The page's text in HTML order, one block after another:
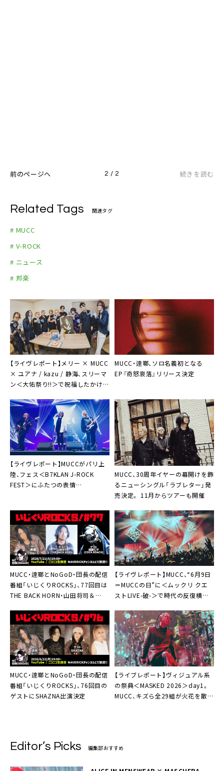
前のページへ 2 / 2 続きを読む
Related Tags 関連タグ
# MUCC
# V-ROCK
# ニュース
# 邦楽
【ライヴレポート】メリー × MUCC
× ユアナ / kazu / 静海、スリーマ
ン＜大佑祭り!!＞で祝福したかけが
MUCC・逹瑯、ソロ名義初となる
EP『奇怒哀落』リリース決定
【ライヴレポート】MUCCがパリ上
陸、フェス＜B7KLAN J-ROCK
FEST＞にふたつの表情
MUCC、30周年イヤーの幕開けを飾
るニューシングル「ラブレター」発
売決定。 11月からツアーも開催
MUCC・逹瑯とNoGoD・団長の配信
番組「いじくりROCKS」、77回目は
THE BACK HORN・山田将司＆
オ生出演
【ライヴレポート】MUCC、“6月9日
＝MUCCの日”に＜ムックリ クエ
ストLIVE-破-＞で時代の反復横飛
いよ」
MUCC・逹瑯とNoGoD・団長の配信
番組「いじくりROCKS」、76回目の
ゲストにSHAZNA出演決定
【ライブレポート】ヴィジュアル系
の祭典＜MASKED 2026＞day1。
MUCC、キズら全29組が火花を散ら
Editor’s Picks 編集部おすすめ